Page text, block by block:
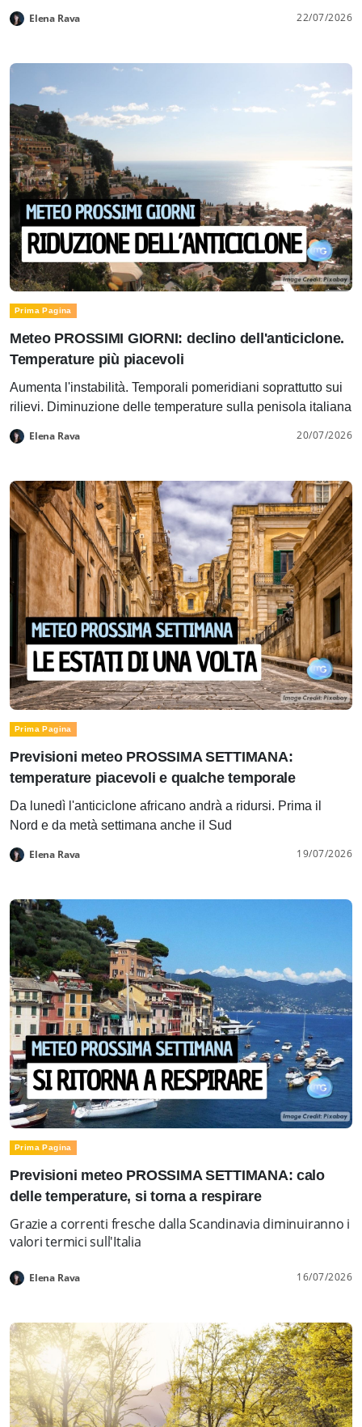
Elena Rava 22/07/2026
Prima Pagina
Meteo PROSSIMI GIORNI: declino dell'anticiclone.
Temperature più piacevoli
Aumenta l'instabilità. Temporali pomeridiani soprattutto sui
rilievi. Diminuzione delle temperature sulla penisola italiana
Elena Rava 20/07/2026
Prima Pagina
Previsioni meteo PROSSIMA SETTIMANA:
temperature piacevoli e qualche temporale
Da lunedì l'anticiclone africano andrà a ridursi. Prima il
Nord e da metà settimana anche il Sud
Elena Rava 19/07/2026
Prima Pagina
Previsioni meteo PROSSIMA SETTIMANA: calo
delle temperature, si torna a respirare
Grazie a correnti fresche dalla Scandinavia diminuiranno i
valori termici sull'Italia
Elena Rava 16/07/2026